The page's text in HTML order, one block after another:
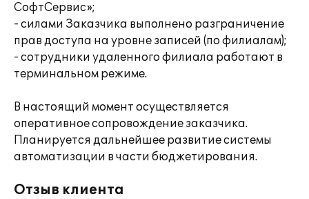
СофтСервис»;
- силами Заказчика выполнено разграничение
прав доступа на уровне записей (по филиалам);
- сотрудники удаленного филиала работают в
терминальном режиме.
В настоящий момент осуществляется
оперативное сопровождение заказчика.
Планируется дальнейшее развитие системы
автоматизации в части бюджетирования.
Отзыв клиента